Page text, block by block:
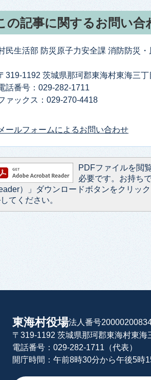
の記事に関するお問い合
民生活部 防災原子力安全課 消防防災・
319-1192 茨城県那珂郡東海村東海三
話番号：029-282-1711
ァックス：029-270-4418
メールフォームによるお問い合わせ
PDFファイルを閲
必要です。お持ち
）」ダウンロードボタンをクリッ
てください。
東海村役場法人番号
〒319-1192 茨城県那珂郡東海村東海
電話番号：029-282-1711（代表）
開庁時間：午前8時30分から午後5時